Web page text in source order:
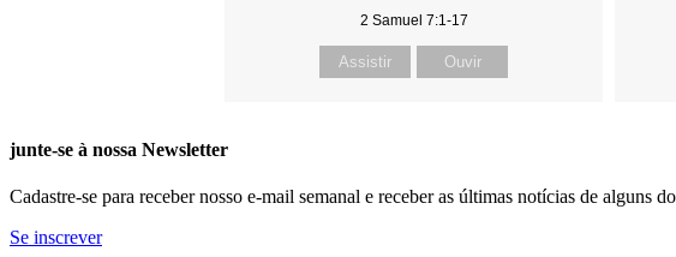
2 Samuel 7:1-17
Assistir Ouvir
junte-se à nossa Newsletter
Cadastre-se para receber nosso e-mail semanal e receber as últimas notícias de alguns
Se inscrever